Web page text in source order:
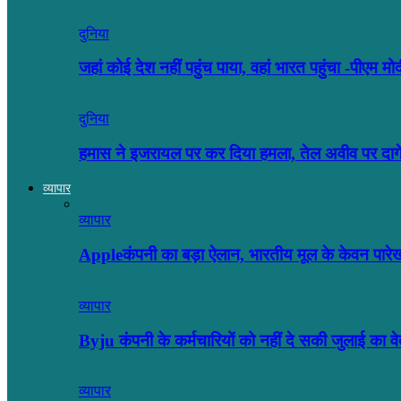
दुनिया
जहां कोई देश नहीं पहुंच पाया, वहां भारत पहुंचा -पीएम
दुनिया
हमास ने इजरायल पर कर दिया हमला, तेल अवीव पर
व्यापार
व्यापार
Appleकंपनी का बड़ा ऐलान, भारतीय मूल के केवन
व्यापार
Byju कंपनी के कर्मचारियों को नहीं दे सकी जुलाई का
व्यापार